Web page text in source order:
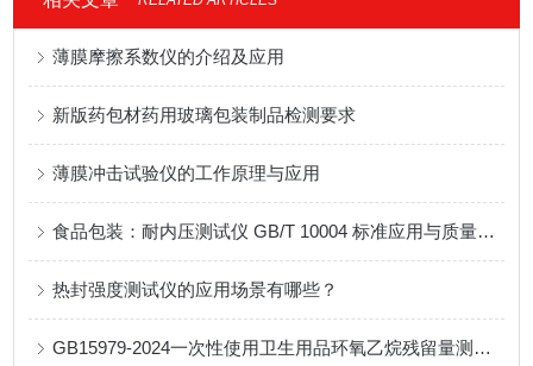
薄膜摩擦系数仪的介绍及应用
新版药包材药用玻璃包装制品检测要求
薄膜冲击试验仪的工作原理与应用
食品包装：耐内压测试仪 GB/T 10004 标准应用与质量控制
热封强度测试仪的应用场景有哪些？
GB15979-2024一次性使用卫生用品环氧乙烷残留量测试方法